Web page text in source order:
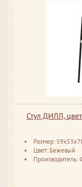
Стул ДИЛЛ,
Размер:
Цвет: Бежевый
Производитель: